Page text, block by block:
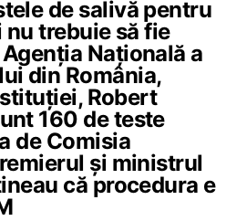
de salivă pentru
trebuie să fie
Națională a
din România,
Robert
160 de teste
de Comisia
și ministrul
că procedura e